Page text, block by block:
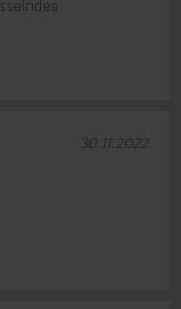
30.11.2022